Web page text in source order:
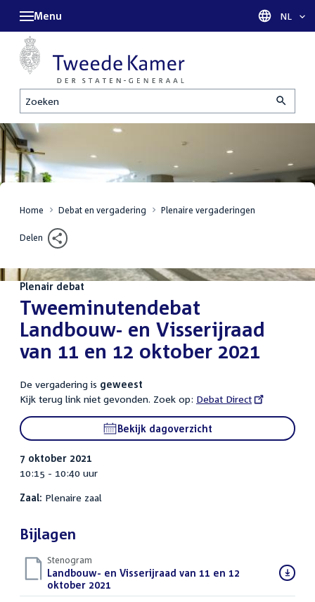
Zoeken
Menu Taal
NL
Home Debat en vergadering Plenaire vergaderingen
Delen
Plenair debat
:Tweeminutendebat
Landbouw- en Visserijraad
van 11 en 12 oktober 2021
De vergadering is geweest
Kijk terug link niet gevonden. Zoek op: External
link:
Debat Direct
Bekijk dagoverzicht
7 oktober 2021
10:15 - 10:40 uur
Zaal: Plenaire zaal
Bijlagen
Stenogram
Download
bestand:
Landbouw- en Visserijraad van 11 en 12
oktober 2021